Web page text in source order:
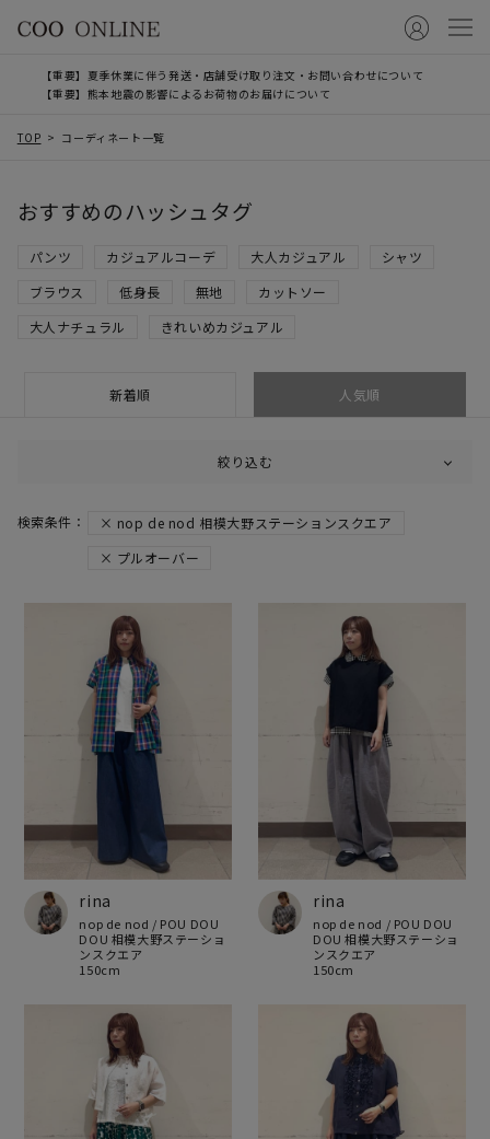
【重要】夏季休業に伴う発送・店舗受け取り注文・お問い合わせについて
【重要】熊本地震の影響によるお荷物のお届けについて
TOP コーディネート一覧
おすすめのハッシュタグ
パンツ カジュアルコーデ 大人カジュアル
シャツ
ブラウス
低身長 無地
カットソー
大人ナチュラル
きれいめカジュアル
新着順 人気順
絞り込む
nop de nod 相模大野ステーションスクエア
プルオーバー
rina
nop de nod / POU DOU
DOU 相模大野ステーショ
ンスクエア
150cm
rina
nop de nod / POU DOU
DOU 相模大野ステーショ
ンスクエア
150cm